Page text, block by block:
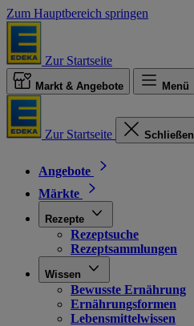
Zum Hauptbereich springen
Zur Startseite
Markt & Angebote Menü
Zur Startseite Schließen
Angebote
Märkte
Rezepte
Rezeptsuche
Rezeptsammlungen
Wissen
Bewusste Ernährung
Ernährungsformen
Lebensmittelwissen